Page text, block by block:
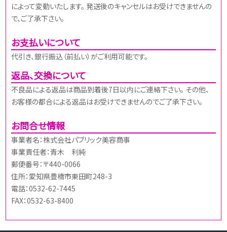
によって変動いたします。 発送後のキャンセルはお受けできませんの
で、ご了承下さい。
お支払いについて
代引き、銀行振込（前払い）がご利用可能です。
返品、交換について
不良品による返品は商品到着後7日以内にご連絡下さい。 その他、
お客様の都合による返品はお受けできませんのでご了承下さい。
お問合せ情報
事業者名：株式会社パブリック美容商事
事業責任者：青木 利純
郵便番号：〒440-0066
住所：愛知県豊橋市東田町248-3
電話：0532-62-7445
FAX：0532-63-8400